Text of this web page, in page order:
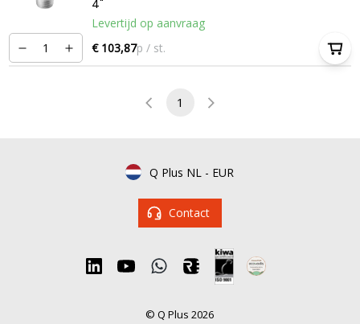
4"
Levertijd op aanvraag
€ 103,87p / st.
1
Q Plus NL - EUR
Contact
© Q Plus 2026